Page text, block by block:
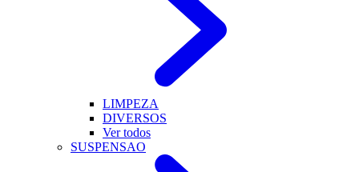
LIMPEZA
DIVERSOS
Ver todos
SUSPENSAO